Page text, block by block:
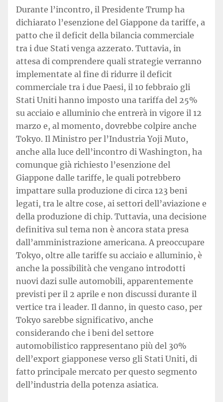
Durante l’incontro, il Presidente Trump ha
dichiarato l’esenzione del Giappone da tariffe, a
patto che il deficit della bilancia commerciale
tra i due Stati venga azzerato. Tuttavia, in
attesa di comprendere quali strategie verranno
implementate al fine di ridurre il deficit
commerciale tra i due Paesi, il 10 febbraio gli
Stati Uniti hanno imposto una tariffa del 25%
su acciaio e alluminio che entrerà in vigore il 12
marzo e, al momento, dovrebbe colpire anche
Tokyo. Il Ministro per l’Industria Yoji Muto,
anche alla luce dell’incontro di Washington, ha
comunque già richiesto l’esenzione del
Giappone dalle tariffe, le quali potrebbero
impattare sulla produzione di circa 123 beni
legati, tra le altre cose, ai settori dell’aviazione e
della produzione di chip. Tuttavia, una decisione
definitiva sul tema non è ancora stata presa
dall’amministrazione americana. A preoccupare
Tokyo, oltre alle tariffe su acciaio e alluminio, è
anche la possibilità che vengano introdotti
nuovi dazi sulle automobili, apparentemente
previsti per il 2 aprile e non discussi durante il
vertice tra i leader. Il danno, in questo caso, per
Tokyo sarebbe significativo, anche
considerando che i beni del settore
automobilistico rappresentano più del 30%
dell’export giapponese verso gli Stati Uniti, di
fatto principale mercato per questo segmento
dell’industria della potenza asiatica.